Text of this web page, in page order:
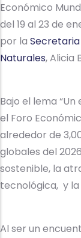
Económico
del 19 al 23 de
por la
Naturales, Alicia
Bajo el lema
el Foro
alrededor de
globales del
sostenible, la
tecnológica, y
Al ser un